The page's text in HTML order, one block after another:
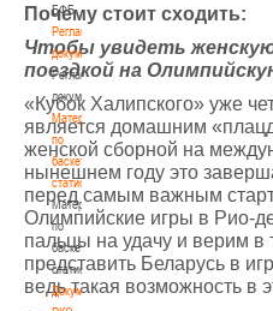
БФБ
Регламентирующие
документы
Регламентирующие
документы
Материалы
по
баскетбольной
статистике
Материалы
по
баскетбольной
статистике
Документы
Почему стоит сходить:
Чтобы увидеть
поездкой на
«Кубок Халипского» уже
является домашним
женской сборной на
нынешнем году это
перед самым важным
Олимпийские игры в Рио-
пальцы на удачу и верим в
представить Беларусь в
ведь такая возможность в